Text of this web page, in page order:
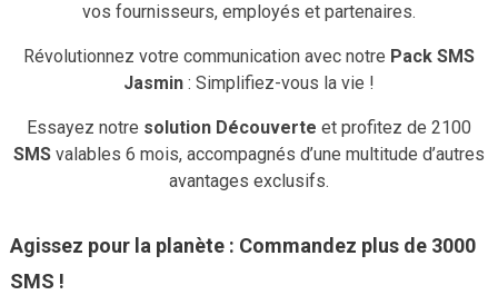
vos fournisseurs, employés et partenaires.
Révolutionnez votre communication avec notre Pack SMS
Jasmin : Simplifiez-vous la vie !
Essayez notre solution Découverte et profitez de 2100
SMS valables 6 mois, accompagnés d’une multitude d’autres
avantages exclusifs.
Agissez pour la planète : Commandez plus de 3000
SMS !